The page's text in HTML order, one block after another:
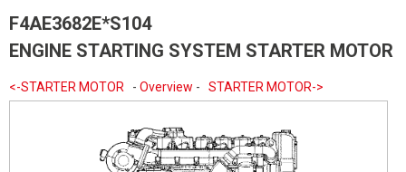
F4AE3682E*S104
ENGINE STARTING SYSTEM STARTER MOTOR
<-STARTER MOTOR - Overview - STARTER MOTOR->